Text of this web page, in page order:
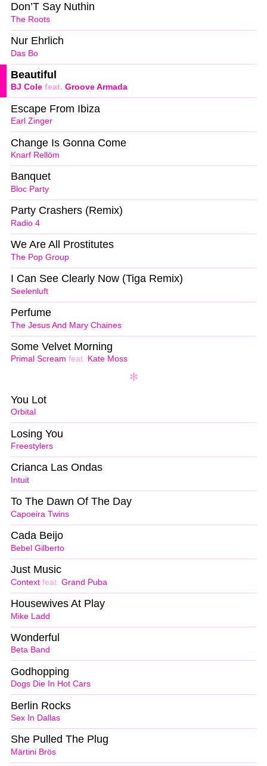
The Roots
Don’T Say Nuthin
Das Bo
Nur Ehrlich
BJ Cole feat. Groove Armada
Beautiful
Earl Zinger
Escape From Ibiza
Knarf Rellöm
Change Is Gonna Come
Bloc Party
Banquet
Radio 4
Party Crashers (Remix)
The Pop Group
We Are All Prostitutes
Seelenluft
I Can See Clearly Now (Tiga Remix)
The Jesus And Mary Chaines
Perfume
Primal Scream feat. Kate Moss
Some Velvet Morning
Orbital
You Lot
Freestylers
Losing You
Intuit
Crianca Las Ondas
Capoeira Twins
To The Dawn Of The Day
Bebel Gilberto
Cada Beijo
Context feat. Grand Puba
Just Music
Mike Ladd
Housewives At Play
Beta Band
Wonderful
Dogs Die In Hot Cars
Godhopping
Sex In Dallas
Berlin Rocks
Märtini Brös
She Pulled The Plug